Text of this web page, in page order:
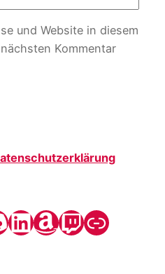
und Website in diesem
Kommentar
LinkedIn Amazon Twitch Steady